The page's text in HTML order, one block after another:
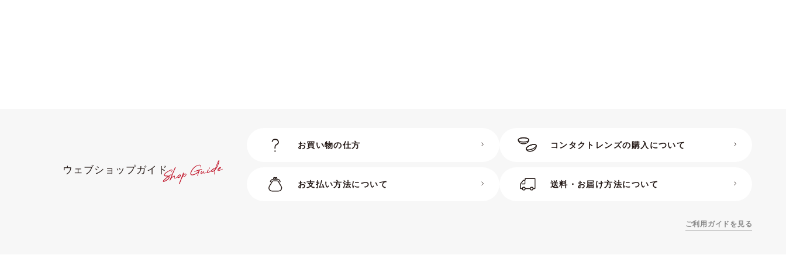
ウェブショップガイド
お買い物の仕方 コンタクトレンズの購入について
お支払い方法について 送料・お届け方法について
ご利用ガイドを見る